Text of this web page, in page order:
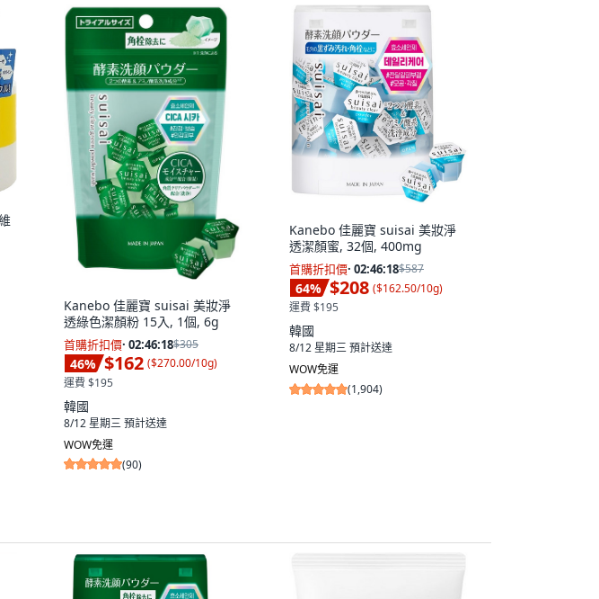
Kanebo 佳麗寶 suisai 美妝淨
透綠色潔顏粉 15入, 1個, 6g
首購折扣價· 02:46:17$305
46% $162 ($270.00/10g)
運費 $195
韓國
8/12 星期三預計送達
WOW免運
(90)
Kanebo 佳麗寶 suisai 美妝淨
透潔顏蜜, 32個, 400mg
首購折扣價· 02:46:17$587
64% $208 ($162.50/10g)
運費 $195
韓國
8/12 星期三預計送達
WOW免運
(1,904)